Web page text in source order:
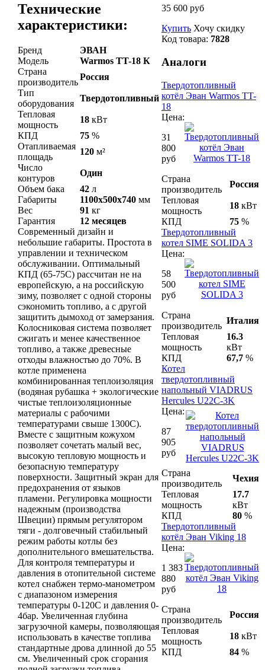
Технические
характеристики:
Бренд
ЭВАН
Модель
Warmos TT-18 К
Страна
производитель
Россия
Тип
оборудования
Твердотопливный
Тепловая
мощность
18 кВт
КПД
75 %
Отапливаемая
площадь
120 м²
Число
контуров
Один
Объем бака
42 л
Габариты
1100x500x740 мм
Вес
91 кг
Гарантия
12 месяцев
Современный дизайн и
небольшие габариты. Простота в
управлении и техническом
обслуживании. Оптимальный
КПД (65-75С) рассчитан не на
европейскую, а на российскую
зиму, позволяет с одной стороны
сэкономить топливо, а с другой
защитить дымоход от замерзания.
Колосниковая система позволяет
сжигать и менее качественное
топливо, а также древесные
отходы влажностью до 70%. В
котле применена
комбинированная теплоизоляция
(водяная рубашка + экологические
чистые теплоизоляционные
материалы с рабочими
температурами свыше 1300С).
Вместе с защитным кожухом
позволяет сочетать малый вес,
высокую тепловую мощность и
безопасную температуру
поверхности. Защитный экран для
предохранения от языков
пламени. Регулировка мощности
надежным (производства
Швеции) прямым регулятором
тяги - долговечный стабильный
режим работы котлы без
дополнительного вмешательства.
Для контроля температуры и
давления в отопительной системе
котел снабжен термо-манометром
с диапазоном измерения
температуры 0-120С и давления 0-
4бар. Увеличенная глубина
загрузочной камеры, позволяющая
использовать в качестве топлива
стандартные дрова длинной до 55
см. Увеличенный срок сгорания
35 600 руб
Купить Хочу скидку
Код товара: 7828
Аналоги
Твердотопливный
котёл Эван Warmos TT-
18
Цена:
31
800
руб
Страна
производитель
Россия
Тепловая
мощность
18 кВт
КПД
75 %
Твердотопливный
котел SIME SOLIDA 3
Цена:
58
500
руб
Страна
производитель
Италия
Тепловая
мощность
16.3
кВт
КПД
67,7 %
Котел
твердотопливный
напольный VIADRUS
Hercules U22C-3K
Цена:
87
905
руб
Страна
производитель
Чехия
Тепловая
мощность
17.7
кВт
КПД
80 %
Твердотопливный
котёл Эван Viking 18
Цена:
1 383
880
руб
Страна
производитель
Россия
Тепловая
мощность
18 кВт
КПД
84 %